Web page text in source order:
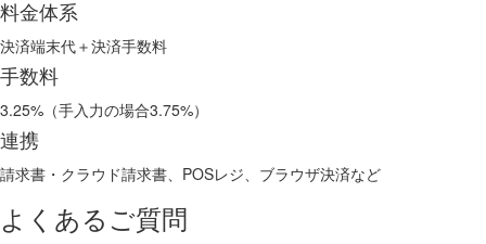
料金体系
決済端末代＋決済手数料
手数料
3.25%（手入力の場合3.75%）
連携
請求書・クラウド請求書、POSレジ、ブラウザ決済など
よくあるご質問